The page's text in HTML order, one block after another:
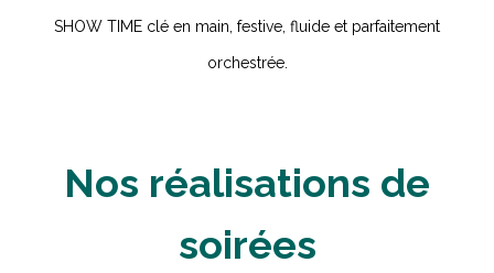
SHOW TIME clé en main, festive, fluide et parfaitement
orchestrée.
Nos réalisations de
soirées